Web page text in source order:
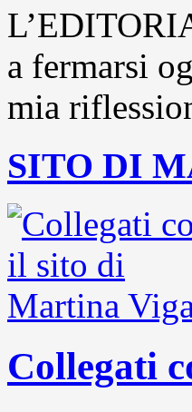
a fermarsi
mia
SITO DI
Collegati